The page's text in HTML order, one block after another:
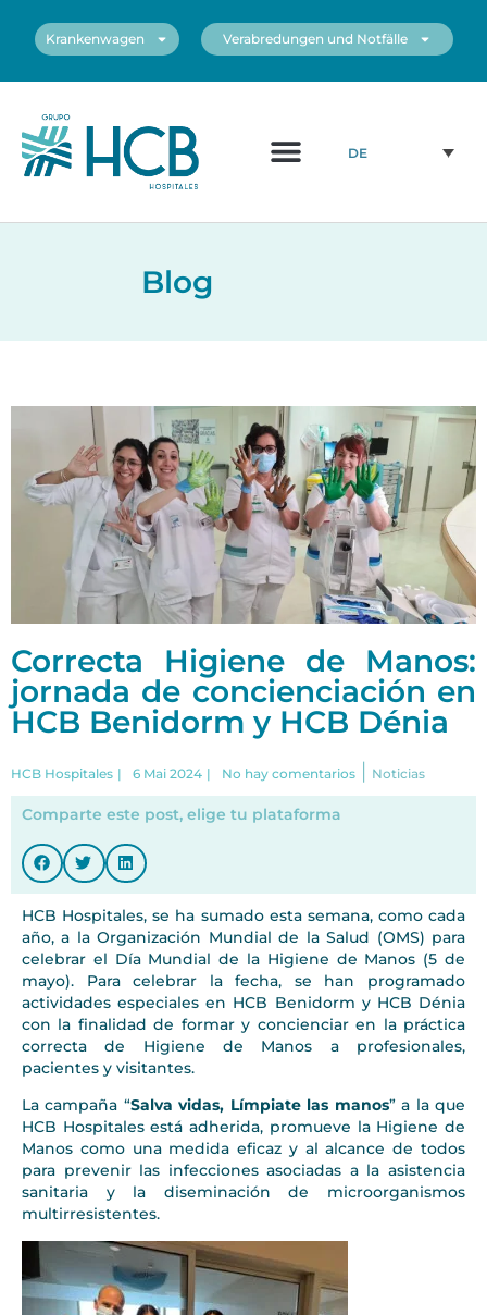
Krankenwagen Verabredungen und Notfälle
DE
Blog
Correcta Higiene de Manos:
jornada de concienciación en
HCB Benidorm y HCB Dénia
HCB Hospitales | 6 Mai 2024 | No hay comentarios Noticias
Comparte este post, elige tu plataforma
HCB Hospitales, se ha sumado esta semana, como cada
año, a la Organización Mundial de la Salud (OMS) para
celebrar el Día Mundial de la Higiene de Manos (5 de
mayo). Para celebrar la fecha, se han programado
actividades especiales en HCB Benidorm y HCB Dénia
con la finalidad de formar y concienciar en la práctica
correcta de Higiene de Manos a profesionales,
pacientes y visitantes.
La campaña “Salva vidas, Límpiate las manos” a la que
HCB Hospitales está adherida, promueve la Higiene de
Manos como una medida eficaz y al alcance de todos
para prevenir las infecciones asociadas a la asistencia
sanitaria y la diseminación de microorganismos
multirresistentes.